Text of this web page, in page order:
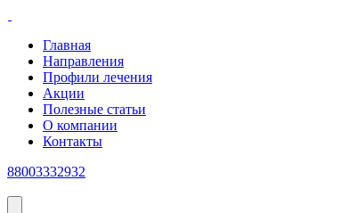
Главная
Направления
Профили лечения
Акции
Полезные статьи
О компании
Контакты
88003332932